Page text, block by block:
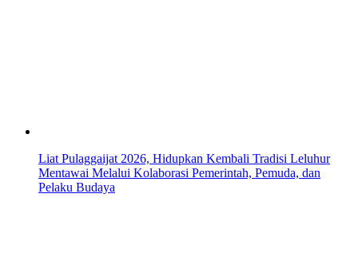
Liat Pulaggaijat 2026, Hidupkan Kembali Tradisi Leluhur
Mentawai Melalui Kolaborasi Pemerintah, Pemuda, dan
Pelaku Budaya